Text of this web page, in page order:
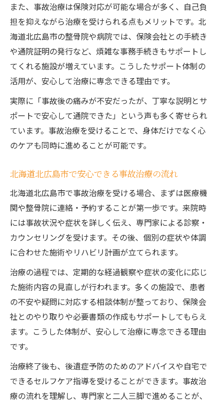
交通事故経験者が語る事故治療体験談
事故治療で得た安心と回復の実体験を紹介
北海道北広島市での事故治療体験談を解説
事故治療の経過と生活再建のリアルな声
事故治療の選択が回復に与えた影響とは
事故治療で感じた不安と安心のギャップ
また、事故治療は保険対応が可能な場合が多く、自己負
担を抑えながら治療を受けられる点もメリットです。北
海道北広島市の整骨院や病院では、保険会社との手続き
や通院証明の発行など、煩雑な事務手続きもサポートし
てくれる施設が増えています。こうしたサポート体制の
活用が、安心して治療に専念できる理由です。
実際に「事故後の痛みが不安だったが、丁寧な説明とサ
ポートで安心して通院できた」という声も多く寄せられ
ています。事故治療を受けることで、身体だけでなく心
のケアも同時に進めることが可能です。
北海道北広島市で安心できる事故治療の流れ
北海道北広島市で事故治療を受ける場合、まずは医療機
関や整骨院に連絡・予約することが第一歩です。来院時
には事故状況や症状を詳しく伝え、専門家による診察・
カウンセリングを受けます。その後、個別の症状や体調
に合わせた施術やリハビリ計画が立てられます。
治療の過程では、定期的な経過観察や症状の変化に応じ
た施術内容の見直しが行われます。多くの施設で、患者
の不安や疑問に対応する相談体制が整っており、保険会
社とのやり取りや必要書類の作成もサポートしてもらえ
ます。こうした体制が、安心して治療に専念できる理由
です。
治療終了後も、後遺症予防のためのアドバイスや自宅で
できるセルフケア指導を受けることができます。事故治
療の流れを理解し、専門家と二人三脚で進めることが、